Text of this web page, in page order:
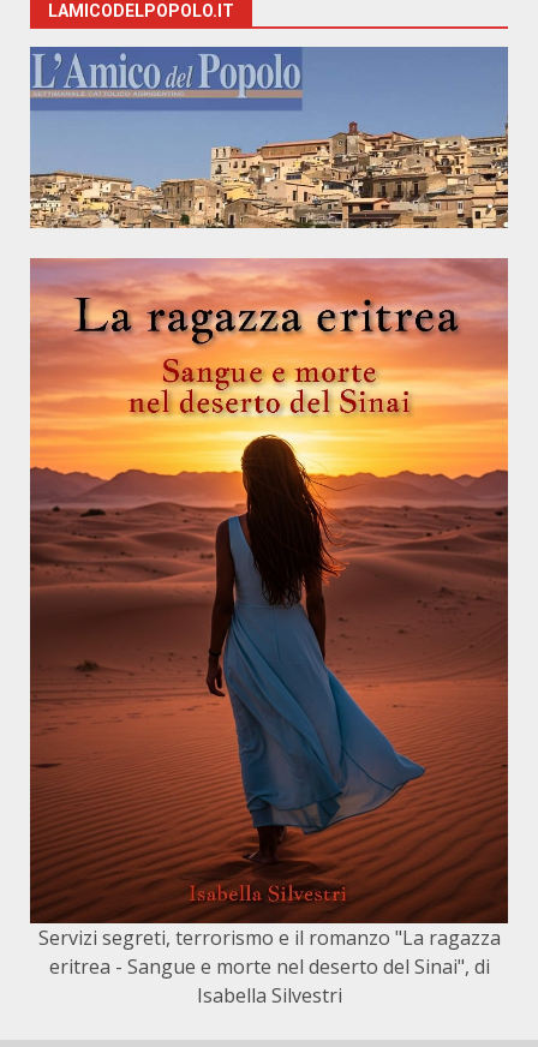
LAMICODELPOPOLO.IT
Servizi segreti, terrorismo e il romanzo "La ragazza
eritrea - Sangue e morte nel deserto del Sinai", di
Isabella Silvestri